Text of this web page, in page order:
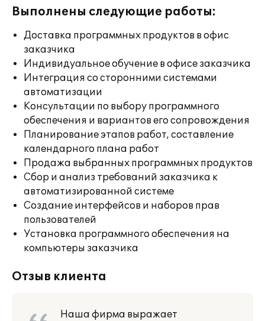
Выполнены следующие работы:
Доставка программных продуктов в офис
заказчика
Индивидуальное обучение в офисе заказчика
Интеграция со сторонними системами
автоматизации
Консультации по выбору программного
обеспечения и вариантов его сопровождения
Планирование этапов работ, составление
календарного плана работ
Продажа выбранных программных продуктов
Сбор и анализ требований заказчика к
автоматизированной системе
Создание интерфейсов и наборов прав
пользователей
Установка программного обеспечения на
компьютеры заказчика
Отзыв клиента
Наша фирма выражает